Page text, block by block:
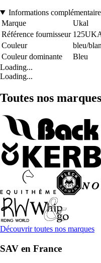
Informations
Marque
Ukal
Référence fournisseur
Couleur
bleu/
Couleur dominante
Bleu
Loading...
Loading...
Toutes nos marques
Découvrir toutes nos marques
SAV en France